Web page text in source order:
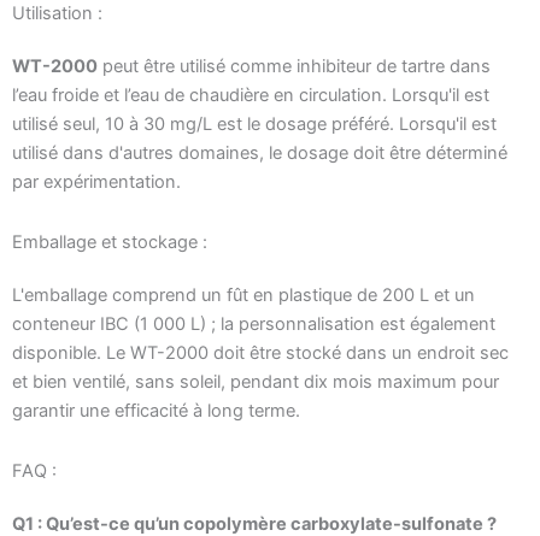
Utilisation :
WT-2000 peut être utilisé comme inhibiteur de tartre dans
l’eau froide et l’eau de chaudière en circulation. Lorsqu'il est
utilisé seul, 10 à 30 mg/L est le dosage préféré. Lorsqu'il est
utilisé dans d'autres domaines, le dosage doit être déterminé
par expérimentation.
Emballage et stockage :
L'emballage comprend un fût en plastique de 200 L et un
conteneur IBC (1 000 L) ; la personnalisation est également
disponible. Le WT-2000 doit être stocké dans un endroit sec
et bien ventilé, sans soleil, pendant dix mois maximum pour
garantir une efficacité à long terme.
FAQ :
Q1 : Qu’est-ce qu’un copolymère carboxylate-sulfonate ?